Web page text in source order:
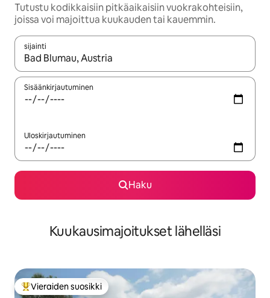
Tutustu kodikkaisiin pitkäaikaisiin vuokrakohteisiin,
joissa voi majoittua kuukauden tai kauemmin.
sijainti
Kun tulokset ovat saatavilla, navigoi ylös- ja alas-
Sisäänkirjautuminen
Uloskirjautuminen
Haku
Kuukausimajoitukset lähelläsi
Vieraiden suosikkien parhaimmistoa
Vieraiden suosikki